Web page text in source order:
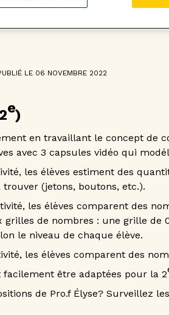
LE 06 NOVEMBRE 2022
e)
en travaillant le concept de
avec 3 capsules vidéo qui
les élèves estiment des
(jetons, boutons, etc.).
les élèves comparent des
grilles de nombres : une grille de
le niveau de chaque élève.
les élèves comparent des
facilement être adaptées pour la 2
de Pro.f Élyse? Surveillez